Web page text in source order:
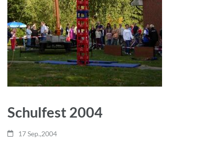
Schulfest 2004
17 Sep.,2004